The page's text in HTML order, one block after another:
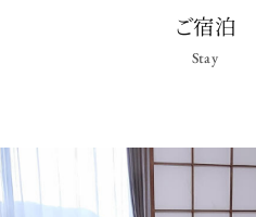
ご宿泊
Stay